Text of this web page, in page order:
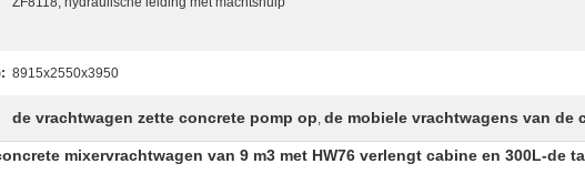
8915x2550x3950
de vrachtwagen zette concrete pomp op, de mobiele vrachtwagens van de
mixervrachtwagen van 9 m3 met HW76 verlengt cabine en 300L-de